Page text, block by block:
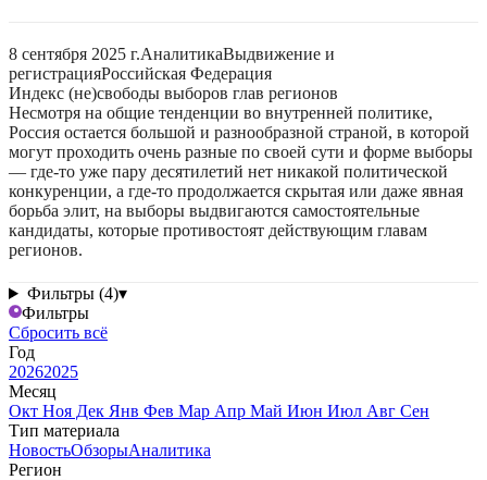
8 сентября 2025 г.АналитикаВыдвижение и
регистрацияРоссийская Федерация
Индекс (не)свободы выборов глав регионов
Несмотря на общие тенденции во внутренней политике,
Россия остается большой и разнообразной страной, в которой
могут проходить очень разные по своей сути и форме выборы
— где-то уже пару десятилетий нет никакой политической
конкуренции, а где-то продолжается скрытая или даже явная
борьба элит, на выборы выдвигаются самостоятельные
кандидаты, которые противостоят действующим главам
регионов.
Фильтры (4)▾
Фильтры
Сбросить всё
Год
20262025
Месяц
Окт Ноя Дек Янв Фев Мар Апр Май Июн Июл Авг Сен
Тип материала
НовостьОбзорыАналитика
Регион